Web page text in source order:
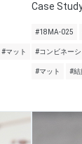
#マット
Case
#18MA-025
#コンビネーシ
#マット #結